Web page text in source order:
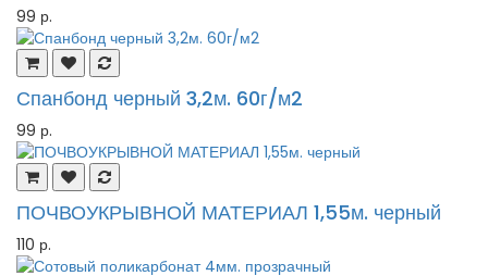
99 р.
Спанбонд черный 3,2м. 60г/м2
99 р.
ПОЧВОУКРЫВНОЙ МАТЕРИАЛ 1,55м. черный
110 р.